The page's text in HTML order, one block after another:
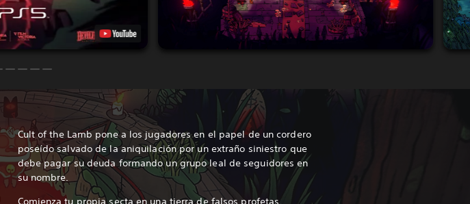
Cult of the Lamb pone a los jugadores en el papel de un cordero
poseído salvado de la aniquilación por un extraño siniestro que
debe pagar su deuda formando un grupo leal de seguidores en
su nombre.
Comienza tu propia secta en una tierra de falsos profetas,